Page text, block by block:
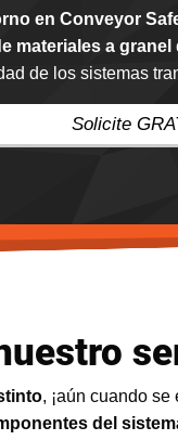
en Conveyor
materiales a
de los sistemas
Solicite
, ¡aún cuando
del